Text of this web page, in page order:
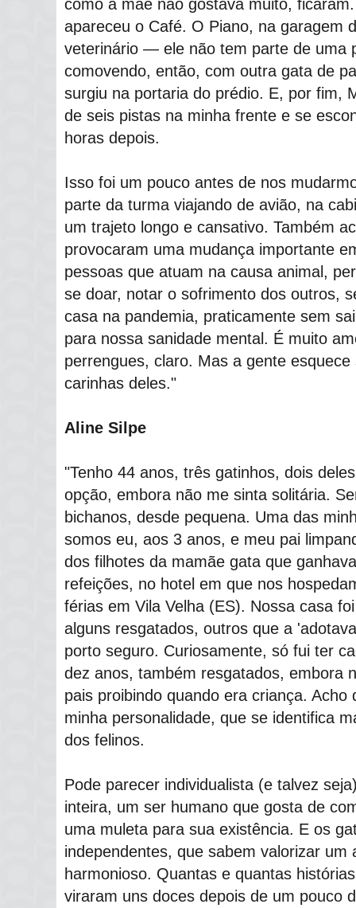
como a mãe não gostava muito,
apareceu o Café. O Piano, na garagem
veterinário — ele não tem parte de uma
comovendo, então, com outra gata de
surgiu na portaria do prédio. E, por fim,
de seis pistas na minha frente e se
horas depois.
Isso foi um pouco antes de nos
parte da turma viajando de avião, na
um trajeto longo e cansativo. Também
provocaram uma mudança importante
pessoas que atuam na causa animal,
se doar, notar o sofrimento dos outros,
casa na pandemia, praticamente sem
para nossa sanidade mental. É muito
perrengues, claro. Mas a gente
carinhas deles."
Aline Silpe
"Tenho 44 anos, três gatinhos, dois
opção, embora não me sinta solitária.
bichanos, desde pequena. Uma das
somos eu, aos 3 anos, e meu pai
dos filhotes da mamãe gata que
refeições, no hotel em que nos
férias em Vila Velha (ES). Nossa casa
alguns resgatados, outros que a
porto seguro. Curiosamente, só fui ter
dez anos, também resgatados, embora
pais proibindo quando era criança.
minha personalidade, que se identifica
dos felinos.
Pode parecer individualista (e talvez
inteira, um ser humano que gosta de
uma muleta para sua existência. E os
independentes, que sabem valorizar um
harmonioso. Quantas e quantas
viraram uns doces depois de um pouco